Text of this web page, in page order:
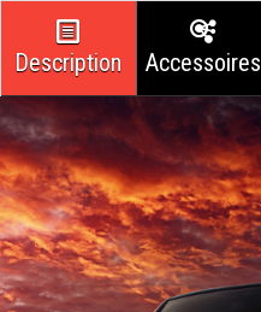
Description Accessoires